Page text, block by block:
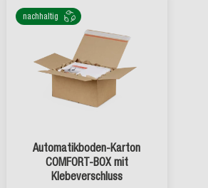
nachhaltig
Automatikboden-Karton
COMFORT-BOX mit
Klebeverschluss